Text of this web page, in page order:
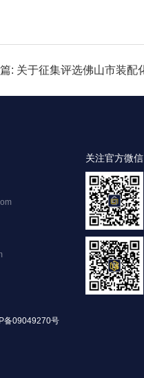
关注官方微信
备09049270号